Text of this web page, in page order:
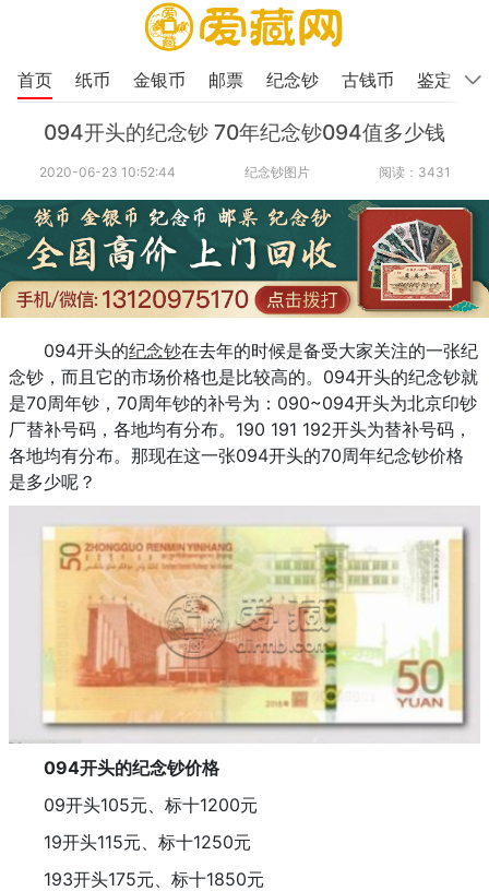
首页 纸币 金银币 邮票 纪念钞 古钱币 鉴定
094开头的纪念钞 70年纪念钞094值多少钱
2020-06-23 10:52:44 纪念钞图片 阅读：3431
094开头的纪念钞在去年的时候是备受大家关注的一张纪
念钞，而且它的市场价格也是比较高的。094开头的纪念钞就
是70周年钞，70周年钞的补号为：090~094开头为北京印钞
厂替补号码，各地均有分布。190 191 192开头为替补号码，
各地均有分布。那现在这一张094开头的70周年纪念钞价格
是多少呢？
094开头的纪念钞价格
09开头105元、标十1200元
19开头115元、标十1250元
193开头175元、标十1850元